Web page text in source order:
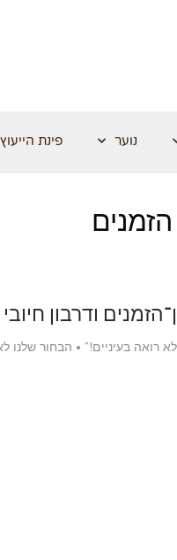
נוער פינת הייעוץ
הזמנים
ודרבון חיובי
רואה בעיניים!” • הבחור שלנו